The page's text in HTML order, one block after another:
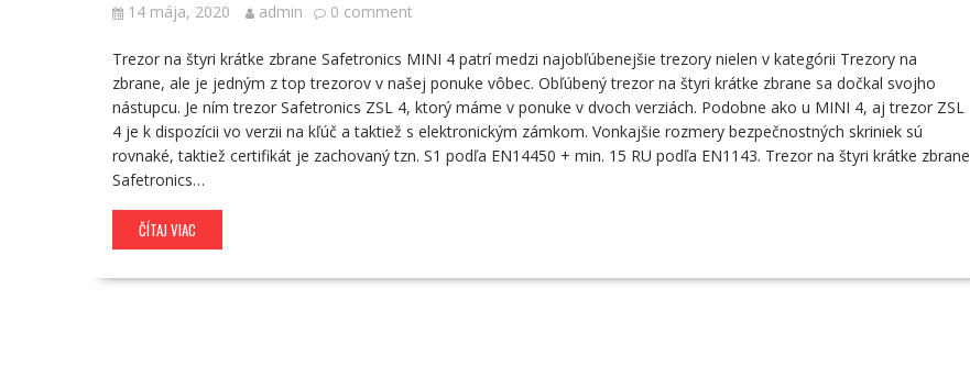
14 mája, 2020 admin 0 comment
Trezor na štyri krátke zbrane Safetronics MINI 4 patrí medzi najobľúbenejšie trezory nielen v kategórii Trezory na
zbrane, ale je jedným z top trezorov v našej ponuke vôbec. Obľúbený trezor na štyri krátke zbrane sa dočkal svojho
nástupcu. Je ním trezor Safetronics ZSL 4, ktorý máme v ponuke v dvoch verziách. Podobne ako u MINI 4, aj trezor ZSL
4 je k dispozícii vo verzii na kľúč a taktiež s elektronickým zámkom. Vonkajšie rozmery bezpečnostných skriniek sú
rovnaké, taktiež certifikát je zachovaný tzn. S1 podľa EN14450 + min. 15 RU podľa EN1143. Trezor na štyri krátke zbrane
Safetronics…
ČÍTAJ VIAC